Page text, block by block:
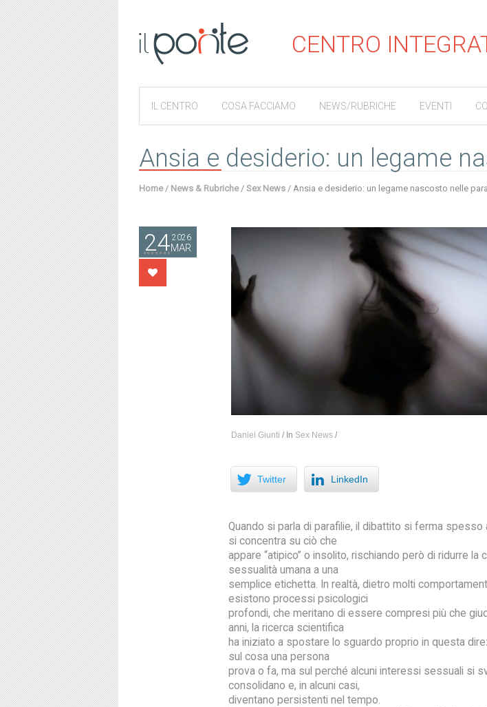
CENTRO
IL CENTRO COSA FACCIAMO NEWS/RUBRICHE EVENTI
Ansia e desiderio: un legame
Home / News & Rubriche / Sex News / Ansia e desiderio: un legame nascosto nelle
24 2026
MAR
Daniel Giunti / In Sex News /
Twitter LinkedIn
Quando si parla di parafilie, il dibattito si ferma spesso
si concentra su ciò che
appare “atipico” o insolito, rischiando però di ridurre la
sessualità umana a una
semplice etichetta. In realtà, dietro molti
esistono processi psicologici
profondi, che meritano di essere compresi più che
anni, la ricerca scientifica
ha iniziato a spostare lo sguardo proprio in questa
sul cosa una persona
prova o fa, ma sul perché alcuni interessi sessuali si
consolidano e, in alcuni casi,
diventano persistenti nel tempo.